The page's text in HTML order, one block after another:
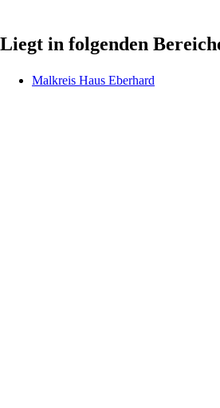
Liegt in folgenden
Malkreis Haus Eberhard